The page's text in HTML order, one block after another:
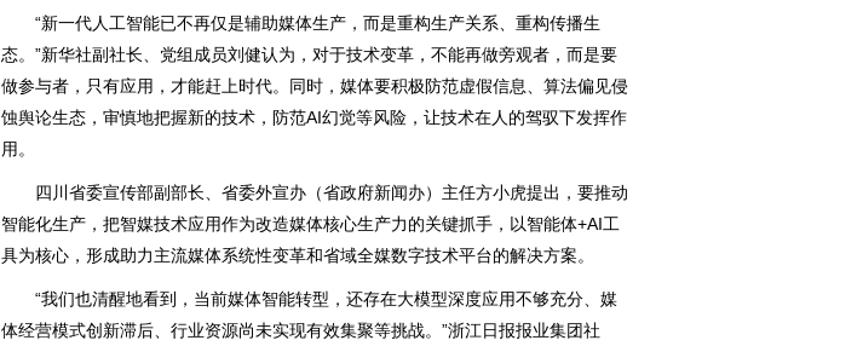
“新一代人工智能已不再仅是辅助媒体生产，而是重构生产关系、重构传播生
态。”新华社副社长、党组成员刘健认为，对于技术变革，不能再做旁观者，而是要
做参与者，只有应用，才能赶上时代。同时，媒体要积极防范虚假信息、算法偏见侵
蚀舆论生态，审慎地把握新的技术，防范AI幻觉等风险，让技术在人的驾驭下发挥作
用。
四川省委宣传部副部长、省委外宣办（省政府新闻办）主任方小虎提出，要推动
智能化生产，把智媒技术应用作为改造媒体核心生产力的关键抓手，以智能体+AI工
具为核心，形成助力主流媒体系统性变革和省域全媒数字技术平台的解决方案。
“我们也清醒地看到，当前媒体智能转型，还存在大模型深度应用不够充分、媒
体经营模式创新滞后、行业资源尚未实现有效集聚等挑战。”浙江日报报业集团社